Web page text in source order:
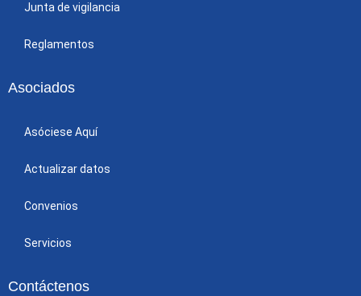
Junta de vigilancia
Reglamentos
Asociados
Asóciese Aquí
Actualizar datos
Convenios
Servicios
Contáctenos